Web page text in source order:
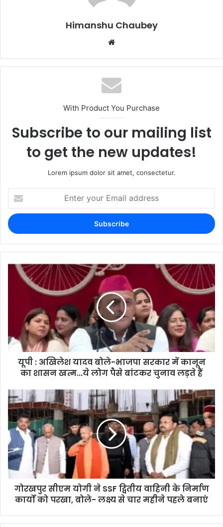
Himanshu Chaubey
With Product You Purchase
Subscribe to our mailing list
to get the new updates!
Lorem ipsum dolor sit amet, consectetur.
यूपी : अखिलेश यादव बोले-भाजपा सरकार में कानून
का शासन खत्म...ये लोग पैसे बांटकर चुनाव लड़ते हैं
गोरखपुर सीएम योगी ने SSF द्वितीय वाहिनी के निर्माण
कार्यों को परखा, बोले- लक्ष्य से चार महीने पहले बनाएं